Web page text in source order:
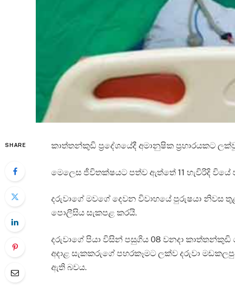
SHARE කාත්තන්කුඩි ප්‍රදේශයේදී අමානුෂික ප්‍රහාරයකට
මෙලෙස ජීවිතක්ෂයට පත්ව ඇත්තේ 11 හැවිරිදි වියේ
දරුවාගේ මවගේ දෙවන විවාහයේ පුරුෂයා නිවස
පොලීසිය සැකපළ කරයි.
දරුවාගේ පියා විසින් පසුගිය 08 වනදා
අදාළ සැකකරුගේ පහරකෑමට ලක්ව දරුවා
ඇති බවය.